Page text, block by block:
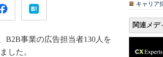
B2B事業の広告担当者130人を
した。
キャリア
関連メデ